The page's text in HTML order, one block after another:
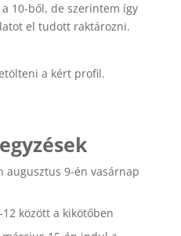
10-ből, de szerintem így
el tudott raktározni.
a kért profil.
augusztus 9-én vasárnap
között a kikötőben